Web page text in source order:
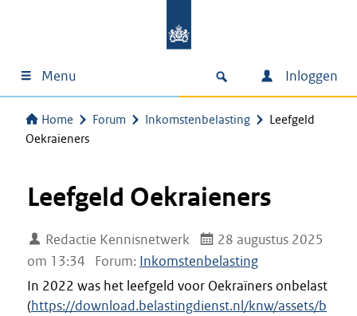
Menu Inloggen
Home Forum Inkomstenbelasting
Leefgeld
Oekraieners
Leefgeld Oekraieners
Redactie Kennisnetwerk
28 augustus 2025
om 13:34
Forum: Inkomstenbelasting
In 2022 was het leefgeld voor Oekraïners onbelast
(https://download.belastingdienst.nl/knw/assets/b